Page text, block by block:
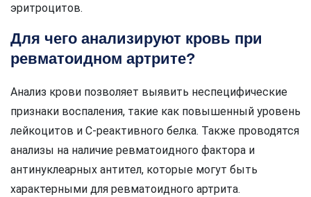
эритроцитов.
Для чего анализируют кровь при
ревматоидном артрите?
Анализ крови позволяет выявить неспецифические
признаки воспаления, такие как повышенный уровень
лейкоцитов и С-реактивного белка. Также проводятся
анализы на наличие ревматоидного фактора и
антинуклеарных антител, которые могут быть
характерными для ревматоидного артрита.